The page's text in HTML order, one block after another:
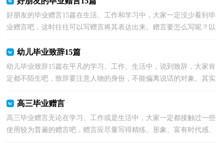
好朋友的毕业赠言15篇在生活、工作和学习中，大家一定没少看到毕
业赠言吧，这时往往可以写赠言将其表达出来。赠言要怎么写呢？以
幼儿毕业致辞15篇
幼儿毕业致辞15篇在平凡的学习、工作、生活中，说到致辞，大家肯
定都不陌生吧，致辞要注意人物的身份，不能偏离说话的对象。其实
高三毕业赠言
高三毕业赠言无论在学习、工作或是生活中，大家一定都接触过一些
使用较为普遍的赠言吧，赠言应尽量写得精练、形象、富有时代感、